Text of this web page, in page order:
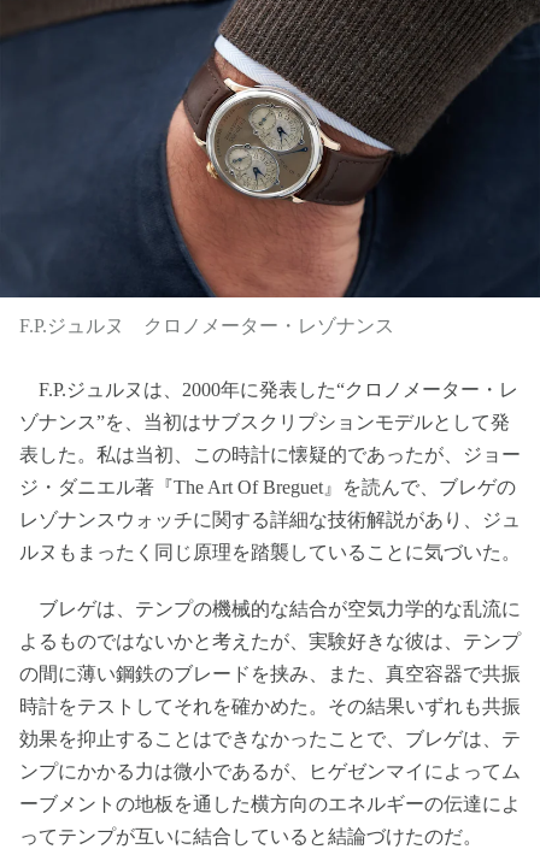
F.P.ジュルヌ クロノメーター・レゾナンス
F.P.ジュルヌは、2000年に発表した“クロノメーター・レ
ゾナンス”を、当初はサブスクリプションモデルとして発
表した。私は当初、この時計に懐疑的であったが、ジョー
ジ・ダニエル著『The Art Of Breguet』を読んで、ブレゲの
レゾナンスウォッチに関する詳細な技術解説があり、ジュ
ルヌもまったく同じ原理を踏襲していることに気づいた。
ブレゲは、テンプの機械的な結合が空気力学的な乱流に
よるものではないかと考えたが、実験好きな彼は、テンプ
の間に薄い鋼鉄のブレードを挟み、また、真空容器で共振
時計をテストしてそれを確かめた。その結果いずれも共振
効果を抑止することはできなかったことで、ブレゲは、テ
ンプにかかる力は微小であるが、ヒゲゼンマイによってム
ーブメントの地板を通した横方向のエネルギーの伝達によ
ってテンプが互いに結合していると結論づけたのだ。